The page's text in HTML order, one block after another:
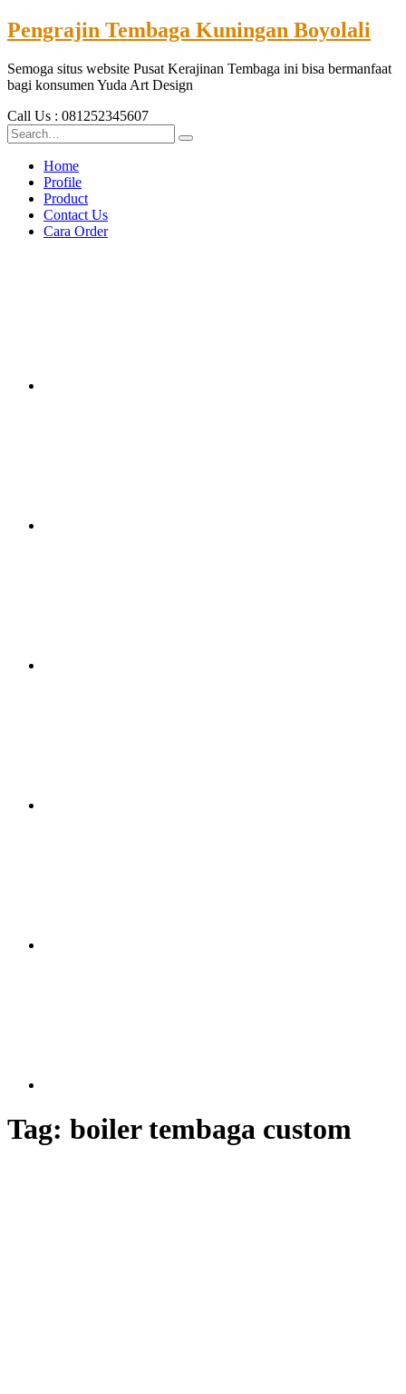
Pengrajin Tembaga Kuningan Boyolali
Semoga situs website Pusat Kerajinan Tembaga ini bisa bermanfaat
bagi konsumen Yuda Art Design
Call Us : 081252345607
Home
Profile
Product
Contact Us
Cara Order
Tag: boiler tembaga custom